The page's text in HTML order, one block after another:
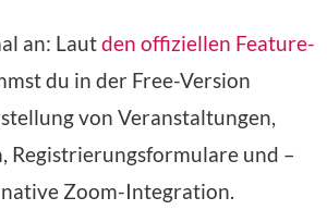
an: Lautden offiziellen Feature-
du in der Free-Version
von Veranstaltungen,
Registrierungsformulare und –
Zoom-Integration.